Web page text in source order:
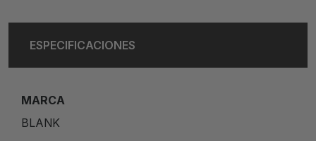
ESPECIFICACIONES
MARCA
BLANK